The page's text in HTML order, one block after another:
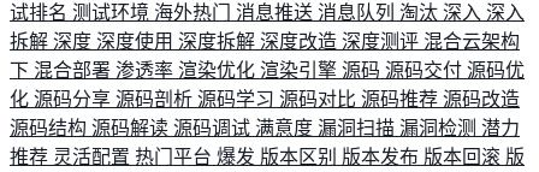
试排名 测试环境 海外热门 消息推送 消息队列 淘汰 深入 深入
拆解 深度 深度使用 深度拆解 深度改造 深度测评 混合云架构
下 混合部署 渗透率 渲染优化 渲染引擎 源码 源码交付 源码优
化 源码分享 源码剖析 源码学习 源码对比 源码推荐 源码改造
源码结构 源码解读 源码调试 满意度 漏洞扫描 漏洞检测 潜力
推荐 灵活配置 热门平台 爆发 版本区别 版本发布 版本回滚 版